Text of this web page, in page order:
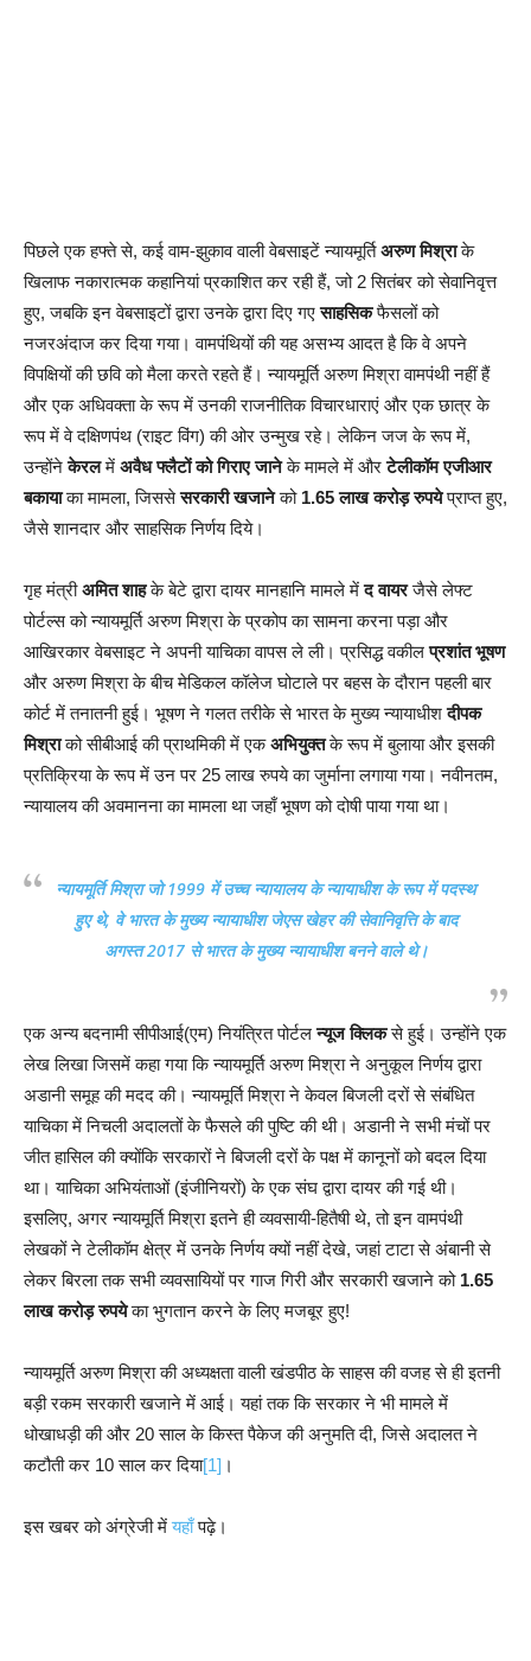
पिछले एक हफ्ते से, कई वाम-झुकाव वाली वेबसाइटें न्यायमूर्तिअरुण मिश्राके
खिलाफ नकारात्मक कहानियां प्रकाशित कर रही हैं, जो 2 सितंबर को सेवानिवृत्त
हुए, जबकि इन वेबसाइटों द्वारा उनके द्वारा दिए गएसाहसिकफैसलों को
नजरअंदाज कर दिया गया। वामपंथियों की यह असभ्य आदत है कि वे अपने
विपक्षियों की छवि को मैला करते रहते हैं। न्यायमूर्ति अरुण मिश्रा वामपंथी नहीं हैं
और एक अधिवक्ता के रूप में उनकी राजनीतिक विचारधाराएं और एक छात्र के
रूप में वे दक्षिणपंथ (राइट विंग) की ओर उन्मुख रहे। लेकिन जज के रूप में,
उन्होंनेकेरलमें अवैध फ्लैटों को गिराए जानेके मामले में औरटेलीकॉम एजीआर
बकायाका मामला, जिससेसरकारी खजानेको 1.65 लाख करोड़ रुपयेप्राप्त हुए,
जैसे शानदार और साहसिक निर्णय दिये।
गृह मंत्रीअमित शाहके बेटे द्वारा दायर मानहानि मामले मेंद वायरजैसे लेफ्ट
पोर्टल्स को न्यायमूर्ति अरुण मिश्रा के प्रकोप का सामना करना पड़ा और
आखिरकार वेबसाइट ने अपनी याचिका वापस ले ली। प्रसिद्ध वकीलप्रशांत भूषण
और अरुण मिश्रा के बीच मेडिकल कॉलेज घोटाले पर बहस के दौरान पहली बार
कोर्ट में तनातनी हुई। भूषण ने गलत तरीके से भारत के मुख्य न्यायाधीशदीपक
मिश्राको सीबीआई की प्राथमिकी में एकअभियुक्तके रूप में बुलाया और इसकी
प्रतिक्रिया के रूप में उन पर 25 लाख रुपये का जुर्माना लगाया गया। नवीनतम,
न्यायालय की अवमानना का मामला था जहाँ भूषण को दोषी पाया गया था।
न्यायमूर्ति मिश्रा जो 1999 में उच्च न्यायालय के न्यायाधीश के रूप में पदस्थ
हुए थे, वे भारत के मुख्य न्यायाधीश जेएस खेहर की सेवानिवृत्ति के बाद
अगस्त 2017 से भारत के मुख्य न्यायाधीश बनने वाले थे।
एक अन्य बदनामी सीपीआई(एम) नियंत्रित पोर्टलन्यूज क्लिकसे हुई। उन्होंने एक
लेख लिखा जिसमें कहा गया कि न्यायमूर्ति अरुण मिश्रा ने अनुकूल निर्णय द्वारा
अडानी समूह की मदद की। न्यायमूर्ति मिश्रा ने केवल बिजली दरों से संबंधित
याचिका में निचली अदालतों के फैसले की पुष्टि की थी। अडानी ने सभी मंचों पर
जीत हासिल की क्योंकि सरकारों ने बिजली दरों के पक्ष में कानूनों को बदल दिया
था। याचिका अभियंताओं (इंजीनियरों) के एक संघ द्वारा दायर की गई थी।
इसलिए, अगर न्यायमूर्ति मिश्रा इतने ही व्यवसायी-हितैषी थे, तो इन वामपंथी
लेखकों ने टेलीकॉम क्षेत्र में उनके निर्णय क्यों नहीं देखे, जहां टाटा से अंबानी से
लेकर बिरला तक सभी व्यवसायियों पर गाज गिरी और सरकारी खजाने को 1.65
लाख करोड़ रुपयेका भुगतान करने के लिए मजबूर हुए!
न्यायमूर्ति अरुण मिश्रा की अध्यक्षता वाली खंडपीठ के साहस की वजह से ही इतनी
बड़ी रकम सरकारी खजाने में आई। यहां तक कि सरकार ने भी मामले में
धोखाधड़ी की और 20 साल के किस्त पैकेज की अनुमति दी, जिसे अदालत ने
कटौती कर 10 साल कर दिया[1] ।
इस खबर को अंग्रेजी मेंयहाँपढ़े।